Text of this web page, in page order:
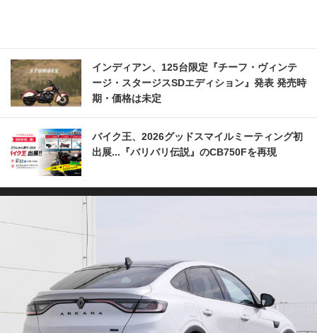
インディアン、125台限定『チーフ・ヴィンテ
ージ・スタージスSDエディション』発表 発売時
期・価格は未定
バイク王、2026グッドスマイルミーティング初
出展...『バリバリ伝説』のCB750Fを再現